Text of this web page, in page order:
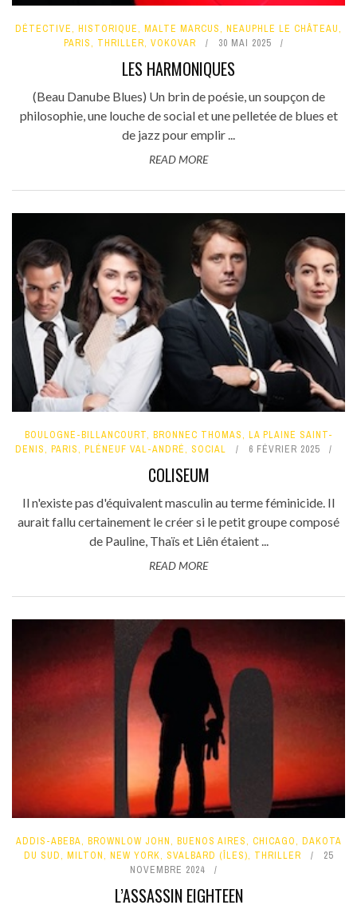
DÉTECTIVE, HISTORIQUE, MALTE MARCUS, NEAUPHLE LE CHÂTEAU,
PARIS, THRILLER, VOKOVAR 30 MAI 2025
LES HARMONIQUES
(Beau Danube Blues) Un brin de poésie, un soupçon de
philosophie, une louche de social et une pelletée de blues et
de jazz pour emplir ...
READ MORE
BOULOGNE-BILLANCOURT, BRONNEC THOMAS, LA PLAINE SAINT-
DENIS, PARIS, PLÉNEUF VAL-ANDRÉ, SOCIAL 6 FÉVRIER 2025
COLISEUM
Il n'existe pas d'équivalent masculin au terme féminicide. Il
aurait fallu certainement le créer si le petit groupe composé
de Pauline, Thaïs et Liên étaient ...
READ MORE
ADDIS-ABEBA, BROWNLOW JOHN, BUENOS AIRES, CHICAGO, DAKOTA
DU SUD, MILTON, NEW YORK, SVALBARD (ÎLES), THRILLER
25
NOVEMBRE 2024
L’ASSASSIN EIGHTEEN